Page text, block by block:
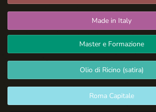
Made in Italy
Master e Formazione
Olio di Ricino (satira)
Roma Capitale